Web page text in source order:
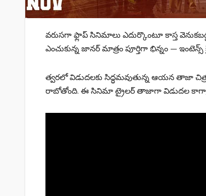
వరుసగా ఫ్లాప్ సినిమాలు ఎదుర్కొంటూ కాస్త
ఎంచుకున్న జానర్ మాత్రం పూర్తిగా భిన్నం — ఇంటెన్స్
త్వరలో విడుదలకు సిద్ధమవుతున్న ఆయన తాజా చిత్రం
రాబోతోంది. ఈ సినిమా ట్రైలర్ తాజాగా విడుదల కాగా,